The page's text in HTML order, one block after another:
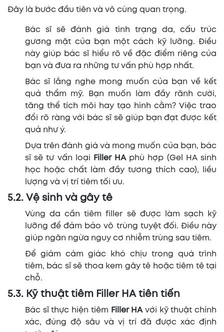
Đây là bước đầu tiên và vô cùng quan trọng.
Bác sĩ sẽ đánh giá tình trạng da, cấu trúc
gương mặt của bạn một cách kỹ lưỡng. Điều
này giúp bác sĩ hiểu rõ về đặc điểm riêng của
bạn và đưa ra những tư vấn phù hợp nhất.
Bác sĩ lắng nghe mong muốn của bạn về kết
quả thẩm mỹ. Bạn muốn làm đầy rãnh cười,
tăng thể tích môi hay tạo hình cằm? Việc trao
đổi rõ ràng với bác sĩ sẽ giúp bạn đạt được kết
quả như ý.
Dựa trên đánh giá và mong muốn của bạn, bác
sĩ sẽ tư vấn loại
Filler HA phù hợp (Gel HA sinh
học hoặc chất làm đầy tương thích cao), liều
lượng và vị trí tiêm tối ưu.
5.2. Vệ sinh và gây tê
Vùng da cần tiêm filler sẽ được làm sạch kỹ
lưỡng để đảm bảo vô trùng tuyệt đối. Điều này
giúp ngăn ngừa nguy cơ nhiễm trùng sau tiêm.
Để giảm cảm giác khó chịu trong quá trình
tiêm, bác sĩ sẽ thoa kem gây tê hoặc tiêm tê tại
chỗ.
5.3. Kỹ thuật tiêm Filler HA tiên tiến
Bác sĩ thực hiện tiêm Filler HA với kỹ thuật chính
xác, đúng độ sâu và vị trí đã được xác định